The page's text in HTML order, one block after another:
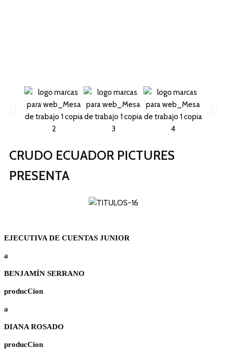
CRUDO ECUADOR PICTURES
PRESENTA
EJECUTIVA DE CUENTAS JUNIOR
a
BENJAMÍN SERRANO
producCion
a
DIANA ROSADO
producCion